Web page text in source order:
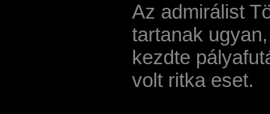
Az admirálist
tartanak
kezdte
volt ritka eset.